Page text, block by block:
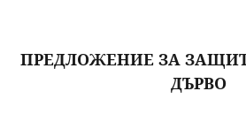
ПРЕДЛОЖЕНИЕ ЗА
ДЪРВО